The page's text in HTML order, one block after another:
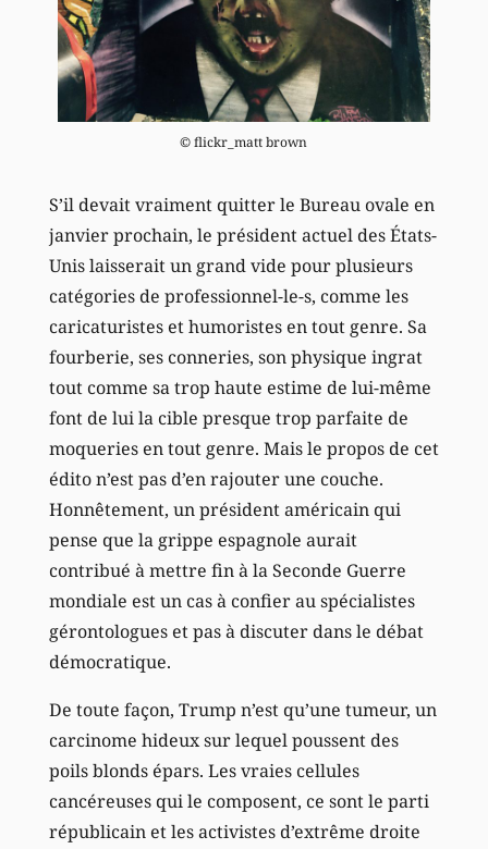
© flickr_matt brown
S’il devait vraiment quitter le Bureau ovale en
janvier prochain, le président actuel des États-
Unis laisserait un grand vide pour plusieurs
catégories de professionnel-le-s, comme les
caricaturistes et humoristes en tout genre. Sa
fourberie, ses conneries, son physique ingrat
tout comme sa trop haute estime de lui-même
font de lui la cible presque trop parfaite de
moqueries en tout genre. Mais le propos de cet
édito n’est pas d’en rajouter une couche.
Honnêtement, un président américain qui
pense que la grippe espagnole aurait
contribué à mettre fin à la Seconde Guerre
mondiale est un cas à confier au spécialistes
gérontologues et pas à discuter dans le débat
démocratique.
De toute façon, Trump n’est qu’une tumeur, un
carcinome hideux sur lequel poussent des
poils blonds épars. Les vraies cellules
cancéreuses qui le composent, ce sont le parti
républicain et les activistes d’extrême droite